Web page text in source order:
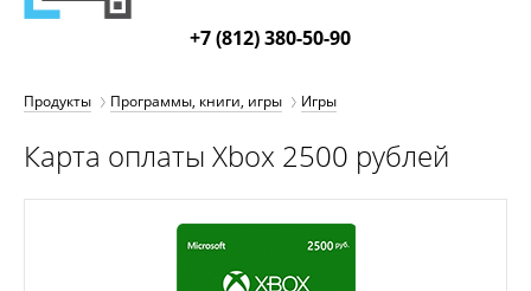
+7 (812) 380-50-90
Продукты Программы, книги, игры Игры
Карта оплаты Xbox 2500 рублей